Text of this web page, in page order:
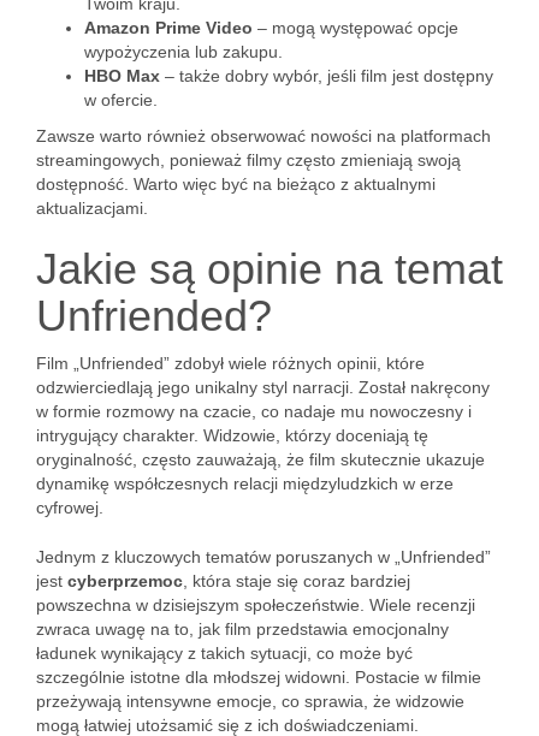
Amazon Prime Video – mogą występować opcje
wypożyczenia lub zakupu.
HBO Max – także dobry wybór, jeśli film jest dostępny
w ofercie.
Zawsze warto również obserwować nowości na platformach
streamingowych, ponieważ filmy często zmieniają swoją
dostępność. Warto więc być na bieżąco z aktualnymi
aktualizacjami.
Jakie są opinie na temat
Unfriended?
Film „Unfriended” zdobył wiele różnych opinii, które
odzwierciedlają jego unikalny styl narracji. Został nakręcony
w formie rozmowy na czacie, co nadaje mu nowoczesny i
intrygujący charakter. Widzowie, którzy doceniają tę
oryginalność, często zauważają, że film skutecznie ukazuje
dynamikę współczesnych relacji międzyludzkich w erze
cyfrowej.
Jednym z kluczowych tematów poruszanych w „Unfriended”
jest cyberprzemoc , która staje się coraz bardziej
powszechna w dzisiejszym społeczeństwie. Wiele recenzji
zwraca uwagę na to, jak film przedstawia emocjonalny
ładunek wynikający z takich sytuacji, co może być
szczególnie istotne dla młodszej widowni. Postacie w filmie
przeżywają intensywne emocje, co sprawia, że widzowie
mogą łatwiej utożsamić się z ich doświadczeniami.